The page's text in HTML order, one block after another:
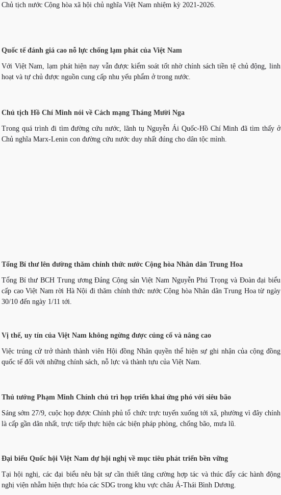
Chủ tịch nước Cộng hòa xã hội chủ nghĩa Việt Nam nhiệm kỳ 2021-2026.
Quốc tế đánh giá cao nỗ lực chống lạm phát của Việt Nam
Với Việt Nam, lạm phát hiện nay vẫn được kiểm soát tốt nhờ chính sách tiền tệ chủ động, linh
hoạt và tự chủ được nguồn cung cấp nhu yếu phẩm ở trong nước.
Chủ tịch Hồ Chí Minh nói về Cách mạng Tháng Mười Nga
Trong quá trình đi tìm đường cứu nước, lãnh tụ Nguyễn Ái Quốc-Hồ Chí Minh đã tìm thấy ở
Chủ nghĩa Marx-Lenin con đường cứu nước duy nhất đúng cho dân tộc mình.
Tổng Bí thư lên đường thăm chính thức nước Cộng hòa Nhân dân Trung Hoa
Tổng Bí thư BCH Trung ương Đảng Cộng sản Việt Nam Nguyễn Phú Trọng và Đoàn đại biểu
cấp cao Việt Nam rời Hà Nội đi thăm chính thức nước Cộng hòa Nhân dân Trung Hoa từ ngày
30/10 đến ngày 1/11 tới.
Vị thế, uy tín của Việt Nam không ngừng được củng cố và nâng cao
Việc trúng cử trở thành thành viên Hội đồng Nhân quyền thể hiện sự ghi nhận của cộng đồng
quốc tế đối với những chính sách, nỗ lực và thành tựu của Việt Nam.
Thủ tướng Phạm Minh Chính chủ trì họp triển khai ứng phó với siêu bão
Sáng sớm 27/9, cuộc họp được Chính phủ tổ chức trực tuyến xuống tới xã, phường vì đây chính
là cấp gần dân nhất, trực tiếp thực hiện các biện pháp phòng, chống bão, mưa lũ.
Đại biểu Quốc hội Việt Nam dự hội nghị về mục tiêu phát triển bền vững
Tại hội nghị, các đại biểu nêu bật sự cần thiết tăng cường hợp tác và thúc đẩy các hành động
nghị viện nhằm hiện thực hóa các SDG trong khu vực châu Á-Thái Bình Dương.